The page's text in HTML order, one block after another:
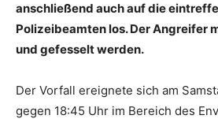
anschließend auch auf die
Polizeibeamten los. Der Angreifer
und gefesselt werden.
Der Vorfall ereignete sich am
gegen 18:45 Uhr im Bereich des